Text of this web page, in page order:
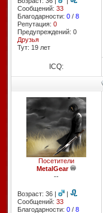
Сообщений: 33
Благодарности: 0/ 8
Репутация: 0
Предупреждений: 0
Друзья
Тут: 19 лет
ICQ:
Посетители
MetalGear
--
Возраст: 36 |
|
Сообщений: 33
Благодарности: 0/ 8